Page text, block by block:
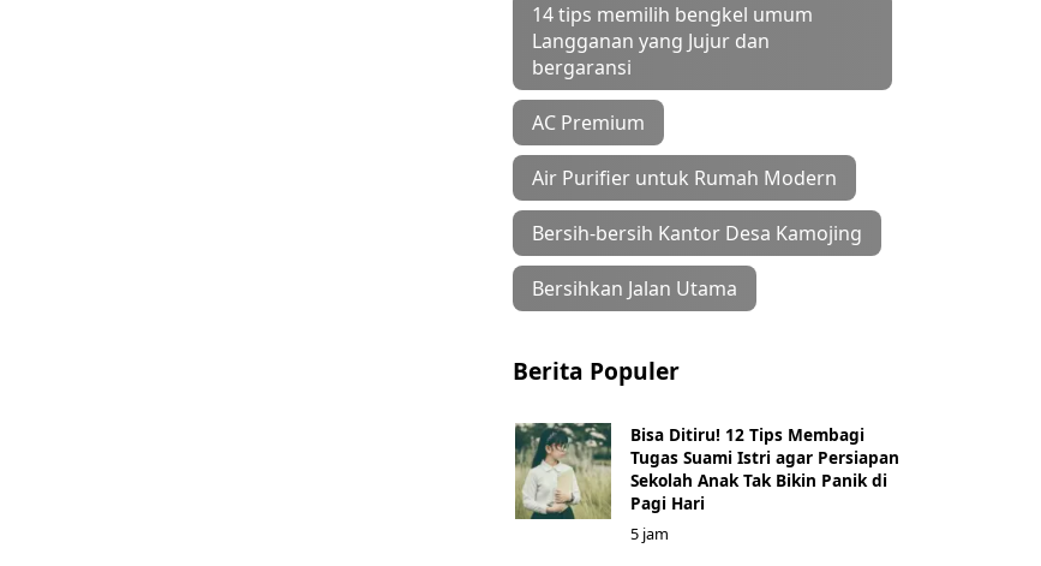
14 tips memilih bengkel umum
Langganan yang Jujur dan
bergaransi
AC Premium
Air Purifier untuk Rumah Modern
Bersih-bersih Kantor Desa Kamojing
Bersihkan Jalan Utama
Berita Populer
Bisa Ditiru! 12 Tips Membagi
Tugas Suami Istri agar Persiapan
Sekolah Anak Tak Bikin Panik di
Pagi Hari
5 jam